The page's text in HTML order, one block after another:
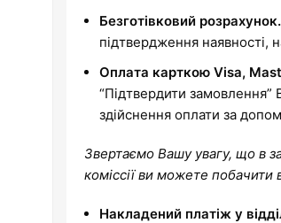
Безготівковий розрахунок.
підтвердження наявності,
Оплата карткою Visa,
“Підтвердити замовлення”
здійснення оплати за
Звертаємо Вашу увагу, що в
коміссії ви можете
Накладений платіж у